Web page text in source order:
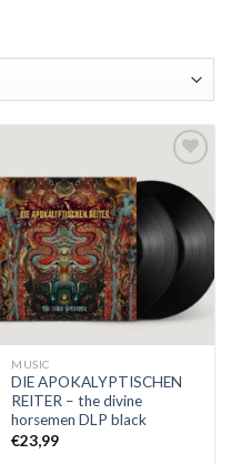
Auf die
Wunschliste
MUSIC
DIE APOKALYPTISCHEN
REITER – the divine
horsemen DLP black
€23,99